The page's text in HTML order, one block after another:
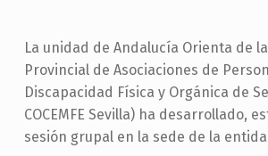
La unidad de Andalucía Orienta de
Provincial de Asociaciones de
Discapacidad Física y Orgánica de
COCEMFE Sevilla) ha desarrollado,
sesión grupal en la sede de la